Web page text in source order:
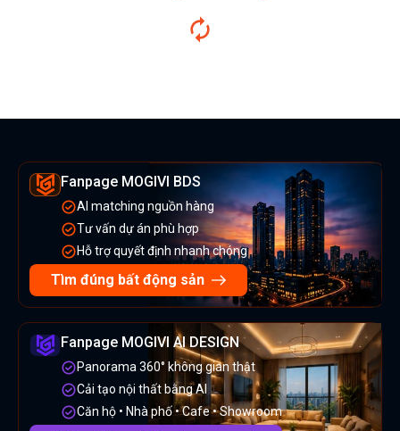
Fanpage MOGIVI BDS
AI matching nguồn hàng
Tư vấn dự án phù hợp
Hỗ trợ quyết định nhanh chóng
Tìm đúng bất động sản
Fanpage MOGIVI AI DESIGN
Panorama 360° không gian thật
Cải tạo nội thất bằng AI
Căn hộ • Nhà phố • Cafe • Showroom